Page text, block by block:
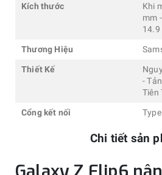
Chi tiết sản
Kích thước
Khi
mm
14.9
Thương Hiệu
Thiết Kế
-
Tiên
Cổng kết nối Type